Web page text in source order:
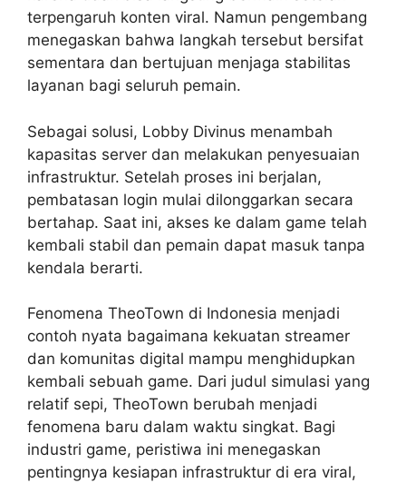
terpengaruh konten viral. Namun pengembang
menegaskan bahwa langkah tersebut bersifat
sementara dan bertujuan menjaga stabilitas
layanan bagi seluruh pemain.
Sebagai solusi, Lobby Divinus menambah
kapasitas server dan melakukan penyesuaian
infrastruktur. Setelah proses ini berjalan,
pembatasan login mulai dilonggarkan secara
bertahap. Saat ini, akses ke dalam game telah
kembali stabil dan pemain dapat masuk tanpa
kendala berarti.
Fenomena TheoTown di Indonesia menjadi
contoh nyata bagaimana kekuatan streamer
dan komunitas digital mampu menghidupkan
kembali sebuah game. Dari judul simulasi yang
relatif sepi, TheoTown berubah menjadi
fenomena baru dalam waktu singkat. Bagi
industri game, peristiwa ini menegaskan
pentingnya kesiapan infrastruktur di era viral,